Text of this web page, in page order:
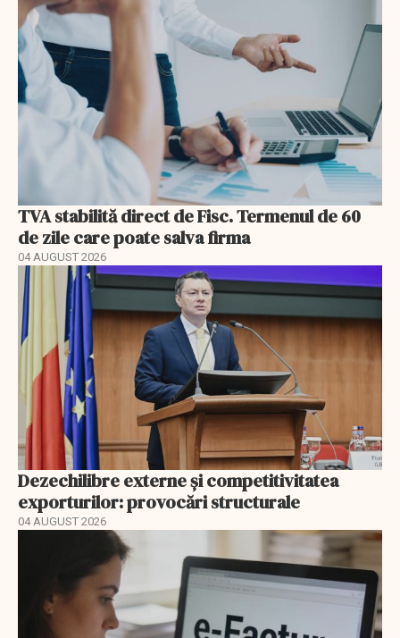
TVA stabilită direct de Fisc. Termenul de 60
de zile care poate salva firma
04 AUGUST 2026
Dezechilibre externe și competitivitatea
exporturilor: provocări structurale
04 AUGUST 2026